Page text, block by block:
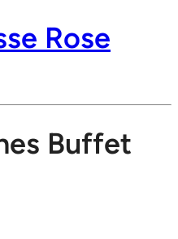
Rose
Buffet